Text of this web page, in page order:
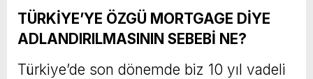
TÜRKİYE’YE ÖZGÜ MORTGAGE DİYE
ADLANDIRILMASININ SEBEBİ NE?
Türkiye’de son dönemde biz 10 yıl vadeli